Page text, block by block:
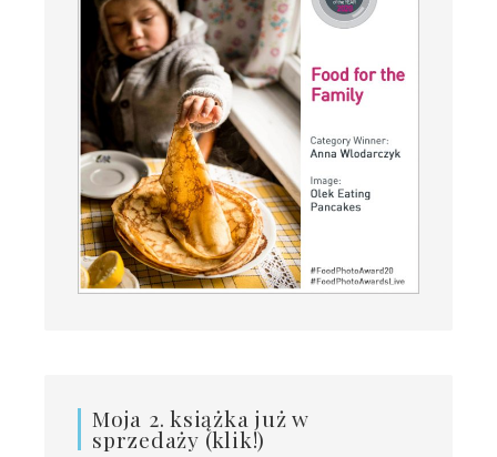
Moja 2. książka już w
sprzedaży (klik!)